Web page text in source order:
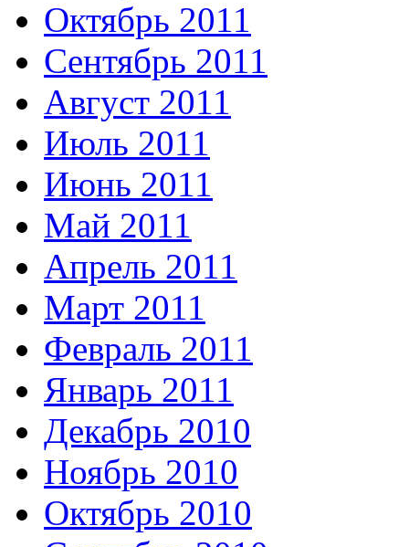
Октябрь 2011
Сентябрь 2011
Август 2011
Июль 2011
Июнь 2011
Май 2011
Апрель 2011
Март 2011
Февраль 2011
Январь 2011
Декабрь 2010
Ноябрь 2010
Октябрь 2010